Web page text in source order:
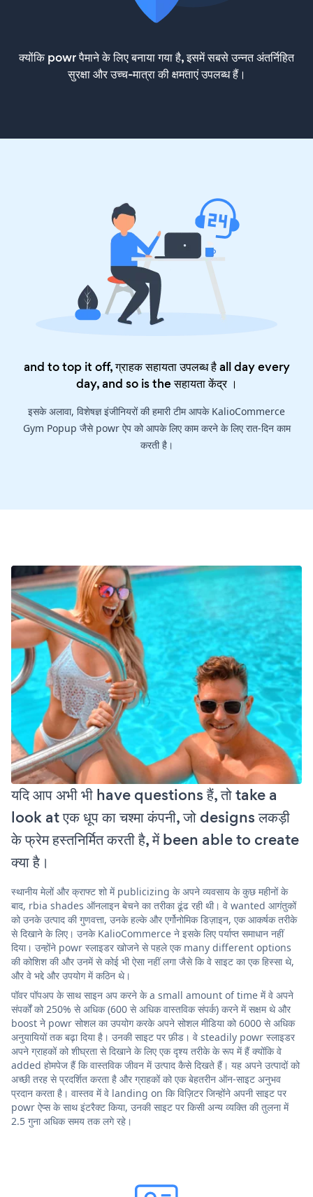
क्योंकि powr पैमाने के लिए बनाया गया है, इसमें सबसे उन्नत अंतर्निहित
सुरक्षा और उच्च-मात्रा की क्षमताएं उपलब्ध हैं।
and to top it off, ग्राहक सहायता उपलब्ध है all day every
day, and so is theसहायता केंद्र।
इसके अलावा, विशेषज्ञ इंजीनियरों की हमारी टीम आपके KalioCommerce
Gym Popup जैसे powr ऐप को आपके लिए काम करने के लिए रात-दिन काम
करती है।
यदि आप अभी भी have questions हैं, तो take a
look at एक धूप का चश्मा कंपनी, जो designs लकड़ी
के फ्रेम हस्तनिर्मित करती है, में been able to create
क्या है।
स्थानीय मेलों और क्राफ्ट शो में publicizing के अपने व्यवसाय के कुछ महीनों के
बाद, rbia shades ऑनलाइन बेचने का तरीका ढूंढ रही थी। वे wanted आगंतुकों
को उनके उत्पाद की गुणवत्ता, उनके हल्के और एर्गोनोमिक डिज़ाइन, एक आकर्षक तरीके
से दिखाने के लिए। उनके KalioCommerce ने इसके लिए पर्याप्त समाधान नहीं
दिया। उन्होंने powr स्लाइडर खोजने से पहले एक many different options
की कोशिश की और उनमें से कोई भी ऐसा नहीं लगा जैसे कि वे साइट का एक हिस्सा थे,
और वे भद्दे और उपयोग में कठिन थे।
पॉवर पॉपअप के साथ साइन अप करने के a small amount of time में वे अपने
संपर्कों को 250% से अधिक (600 से अधिक वास्तविक संपर्क) करने में सक्षम थे और
boost ने powr सोशल का उपयोग करके अपने सोशल मीडिया को 6000 से अधिक
अनुयायियों तक बढ़ा दिया है। उनकी साइट पर फ़ीड। वे steadily powr स्लाइडर
अपने ग्राहकों को शीघ्रता से दिखाने के लिए एक दृश्य तरीके के रूप में हैं क्योंकि वे
added होमपेज हैं कि वास्तविक जीवन में उत्पाद कैसे दिखते हैं। यह अपने उत्पादों को
अच्छी तरह से प्रदर्शित करता है और ग्राहकों को एक बेहतरीन ऑन-साइट अनुभव
प्रदान करता है। वास्तव में वे landing on कि विज़िटर जिन्होंने अपनी साइट पर
powr ऐप्स के साथ इंटरैक्ट किया, उनकी साइट पर किसी अन्य व्यक्ति की तुलना में
2.5 गुना अधिक समय तक लगे रहे।